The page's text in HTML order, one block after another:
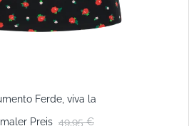
Ferde, viva la
Preis 49,95 €